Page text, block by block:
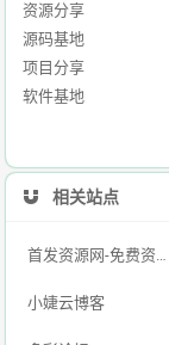
资源分享
源码基地
项目分享
软件基地
相关站点
首发资源网-免费资源下载-最新php源码下载-热门资源下载
小婕云博客